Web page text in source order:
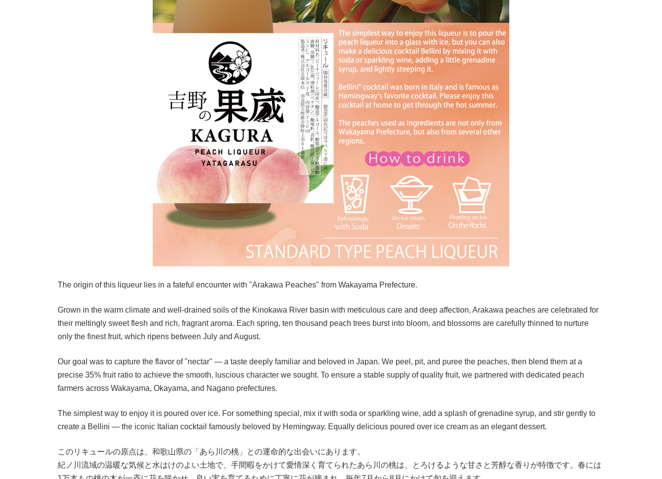
The origin of this liqueur lies in a fateful encounter with "Arakawa Peaches" from Wakayama Prefecture.
Grown in the warm climate and well-drained soils of the Kinokawa River basin with meticulous care and deep affection, Arakawa peaches are celebrated for
their meltingly sweet flesh and rich, fragrant aroma. Each spring, ten thousand peach trees burst into bloom, and blossoms are carefully thinned to nurture
only the finest fruit, which ripens between July and August.
Our goal was to capture the flavor of "nectar" — a taste deeply familiar and beloved in Japan. We peel, pit, and puree the peaches, then blend them at a
precise 35% fruit ratio to achieve the smooth, luscious character we sought. To ensure a stable supply of quality fruit, we partnered with dedicated peach
farmers across Wakayama, Okayama, and Nagano prefectures.
The simplest way to enjoy it is poured over ice. For something special, mix it with soda or sparkling wine, add a splash of grenadine syrup, and stir gently to
create a Bellini — the iconic Italian cocktail famously beloved by Hemingway. Equally delicious poured over ice cream as an elegant dessert.
このリキュールの原点は、和歌山県の「あら川の桃」との運命的な出会いにあります。
紀ノ川流域の温暖な気候と水はけのよい土地で、手間暇をかけて愛情深く育てられたあら川の桃は、とろけるような甘さと芳醇な香りが特徴です。春には